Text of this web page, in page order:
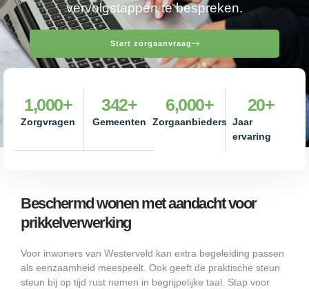
vervolgstappen te bespreken.
Start zorgaanvraag
Zorgvragen
1,000+
Gemeenten
342+
Zorgaanbieders
6,000+
Jaar
ervaring
20+
Beschermd wonen met aandacht voor
prikkelverwerking
Voor inwoners van Westerveld kan extra begeleiding passen
als eenzaamheid meespeelt. Ook geeft de praktische steun
steun bij op tijd rust nemen in begrijpelijke taal. Stap voor